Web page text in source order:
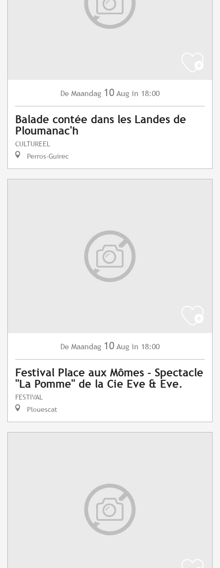
De Maandag 10 Aug in 18:00
Balade contée dans les Landes de
Ploumanac'h
CULTUREEL
Perros-Guirec
De Maandag 10 Aug in 18:00
Festival Place aux Mômes - Spectacle
"La Pomme" de la Cie Eve & Eve.
FESTIVAL
Plouescat